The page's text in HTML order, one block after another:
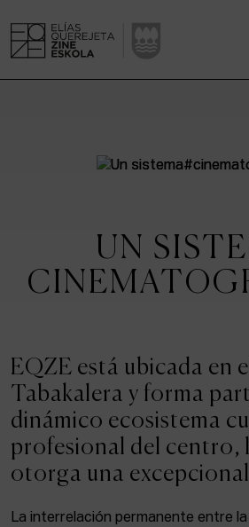
CENTRO DE
KINOFABRIKA
LA CASA DEL CINE
ACTUALIDAD
Admisión
Intranet
UN
EQZE está ubicada en
Tabakalera y forma
dinámico ecosistema
profesional del centro,
otorga una
La interrelación permanente entre